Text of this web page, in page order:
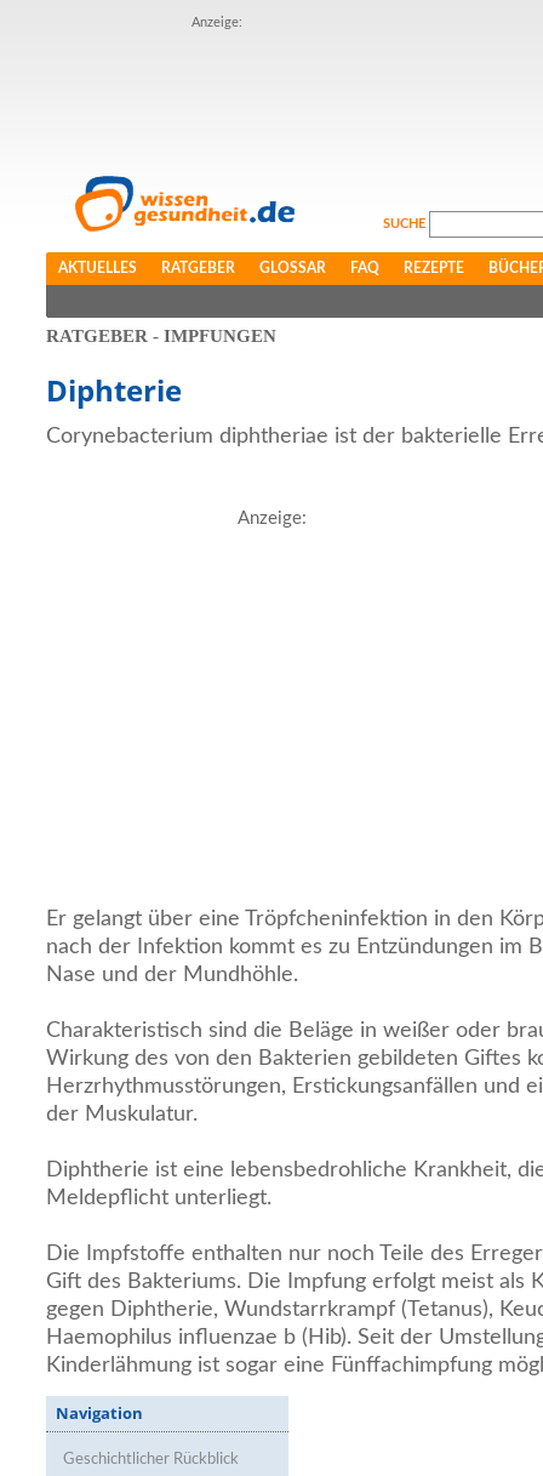
Anzeige:
SUCHE
AKTUELLES RATGEBER GLOSSAR FAQ REZEPTE
RATGEBER - IMPFUNGEN
Diphterie
Corynebacterium diphtheriae ist der bakterielle
Anzeige:
Er gelangt über eine Tröpfcheninfektion in den
nach der Infektion kommt es zu Entzündungen im
Nase und der Mundhöhle.
Charakteristisch sind die Beläge in weißer oder
Wirkung des von den Bakterien gebildeten Giftes
Herzrhythmusstörungen, Erstickungsanfällen und
der Muskulatur.
Diphtherie ist eine lebensbedrohliche Krankheit,
Meldepflicht unterliegt.
Die Impfstoffe enthalten nur noch Teile des
Gift des Bakteriums. Die Impfung erfolgt meist als
gegen Diphtherie, Wundstarrkrampf (Tetanus),
Haemophilus influenzae b (Hib). Seit der
Kinderlähmung ist sogar eine Fünffachimpfung
Navigation
Geschichtlicher Rückblick